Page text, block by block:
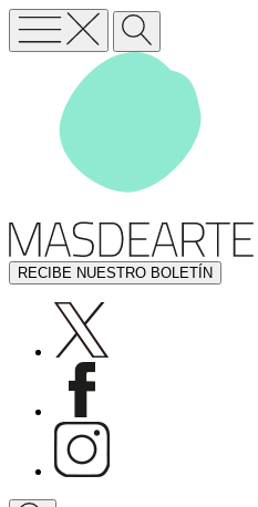
RECIBE NUESTRO BOLETÍN